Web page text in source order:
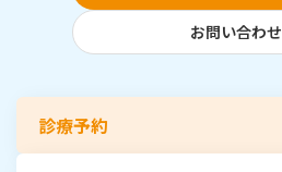
お問い合わせ
診療予約